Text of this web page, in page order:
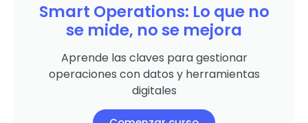
Smart Operations: Lo que no
se mide, no se mejora
Aprende las claves para gestionar
operaciones con datos y herramientas
digitales